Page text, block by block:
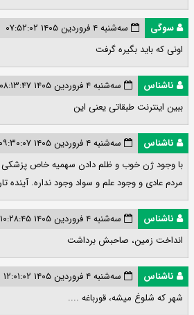
سوگی
سه‌شنبه ۴ فروردین ۱۴۰۵ ۰۷:۵۲:۰۲
اونی که باید بگیره گرفت
ناشناس
سه‌شنبه ۴ فروردین ۱۴۰۵ ۰۸:۱۳:۴۷
ببین اینترنت طبقاتی یعنی این
ناشناس
سه‌شنبه ۴ فروردین ۱۴۰۵ ۰۹:۳۰:۰۷
با وجود ژن خوب و ظلم دادن سهمیه خاص پزشکی
مردم عادی و وجود علم و سواد وجود نداره. آینده
ناشناس
سه‌شنبه ۴ فروردین ۱۴۰۵ ۱۰:۲۸:۴۵
انداخت زمین، صاحبش برداشت
ناشناس
سه‌شنبه ۴ فروردین ۱۴۰۵ ۱۲:۰۱:۰۲
شهر که شلوغ میشه، قورباغه ....